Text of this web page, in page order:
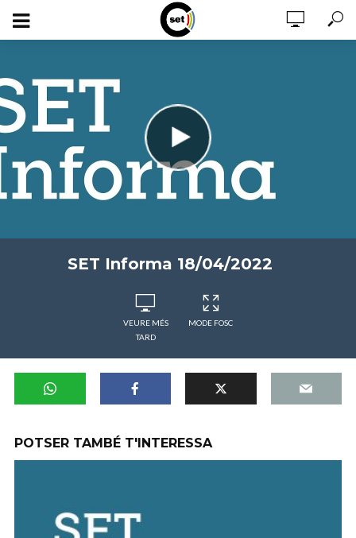
SET Informa 18/04/2022
VEURE MÉS
TARD
MODE FOSC
POTSER TAMBÉ T'INTERESSA